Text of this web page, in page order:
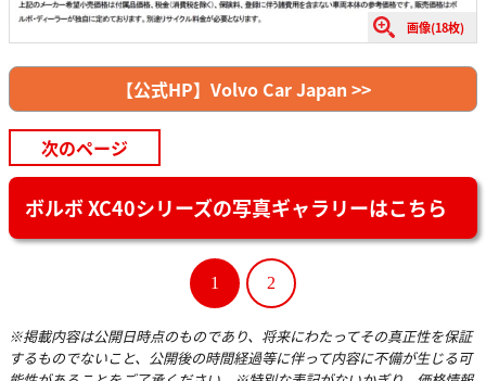
画像(18枚)
【公式HP】Volvo Car Japan >>
次のページ
ボルボ XC40シリーズの写真ギャラリーはこちら
1 2
※掲載内容は公開日時点のものであり、将来にわたってその真正性を保証
するものでないこと、公開後の時間経過等に伴って内容に不備が生じる可